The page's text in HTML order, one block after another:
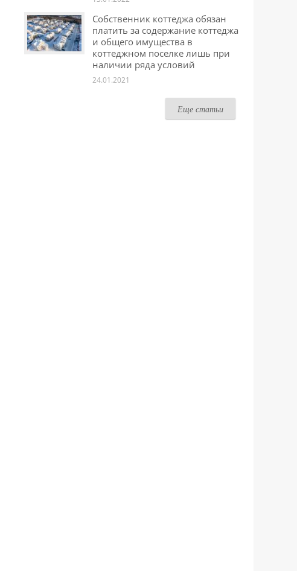
Собственник коттеджа обязан
платить за содержание коттеджа
и общего имущества в
коттеджном поселке лишь при
наличии ряда условий
24.01.2021
Еще статьи